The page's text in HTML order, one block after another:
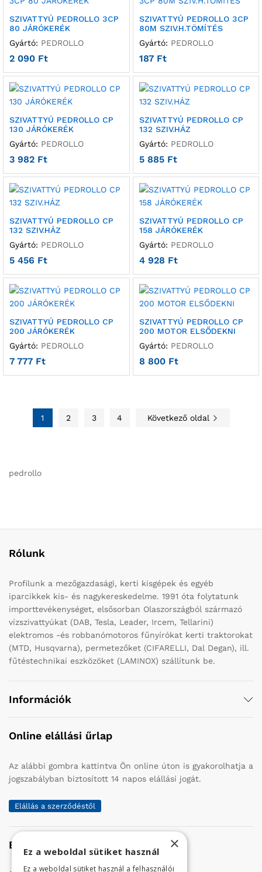
SZIVATTYÚ PEDROLLO 3CP
80 JÁRÓKERÉK
Gyártó: PEDROLLO
2 090 Ft
SZIVATTYÚ PEDROLLO 3CP
80M SZIV.H.TÖMÍTÉS
Gyártó: PEDROLLO
187 Ft
SZIVATTYÚ PEDROLLO CP
130 JÁRÓKERÉK
Gyártó: PEDROLLO
3 982 Ft
SZIVATTYÚ PEDROLLO CP
132 SZIV.HÁZ
Gyártó: PEDROLLO
5 885 Ft
SZIVATTYÚ PEDROLLO CP
132 SZIV.HÁZ
Gyártó: PEDROLLO
5 456 Ft
SZIVATTYÚ PEDROLLO CP
158 JÁRÓKERÉK
Gyártó: PEDROLLO
4 928 Ft
SZIVATTYÚ PEDROLLO CP
200 JÁRÓKERÉK
Gyártó: PEDROLLO
7 777 Ft
SZIVATTYÚ PEDROLLO CP
200 MOTOR ELSŐDEKNI
Gyártó: PEDROLLO
8 800 Ft
1 2 3 4 Következő oldal
pedrollo
Rólunk
Profilunk a mezőgazdasági, kerti kisgépek és egyéb
iparcikkek kis- és nagykereskedelme. 1991 óta folytatunk
importtevékenységet, elsősorban Olaszországból származó
vízszivattyúkat (DAB, Tesla, Leader, Ircem, Tellarini)
elektromos -és robbanómotoros fűnyírókat kerti traktorokat
(MTD, Husqvarna), permetezőket (CIFARELLI, Dal Degan), ill.
fűtéstechnikai eszközöket (LAMINOX) szállítunk be.
Információk
Online elállási űrlap
Az alábbi gombra kattintva Ön online úton is gyakorolhatja a
jogszabályban biztosított 14 napos elállási jogát.
Elállás a szerződéstől
Elérhetőség ×
Ez a weboldal sütiket használ
Ez a weboldal sütiket használ a felhasználói